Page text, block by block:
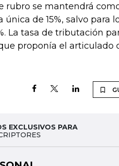
rubro se mantendrá
de 15%, salvo para
La tasa de tributación
proponía el articulado
EXCLUSIVOS PARA